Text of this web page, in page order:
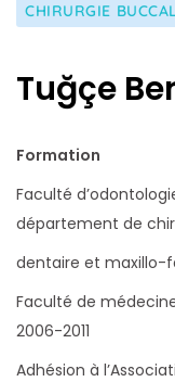
CHIRURGIE
Tuğçe
Formation
Faculté
département de
dentaire et maxillo-
Faculté de
2006-2011
Adhésion à